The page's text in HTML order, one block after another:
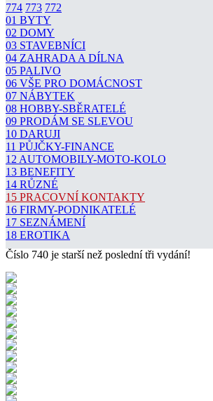
774 773 772
01 BYTY
02 DOMY
03 STAVEBNÍCI
04 ZAHRADA A DÍLNA
05 PALIVO
06 VŠE PRO DOMÁCNOST
07 NÁBYTEK
08 HOBBY-SBĚRATELÉ
09 PRODÁM SE SLEVOU
10 DARUJI
11 PŮJČKY-FINANCE
12 AUTOMOBILY-MOTO-KOLO
13 BENEFITY
14 RŮZNÉ
15 PRACOVNÍ KONTAKTY
16 FIRMY-PODNIKATELÉ
17 SEZNÁMENÍ
18 EROTIKA
Číslo 740 je starší než poslední tři vydání!